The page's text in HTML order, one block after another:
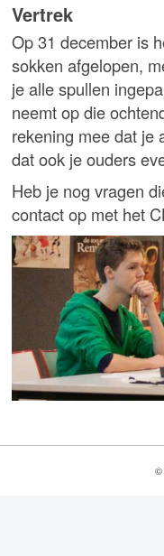
Vertrek
Op 31 december is
sokken afgelopen,
je alle spullen
neemt op die
rekening mee dat je
dat ook je ouders
Heb je nog vragen
contact op met het
©